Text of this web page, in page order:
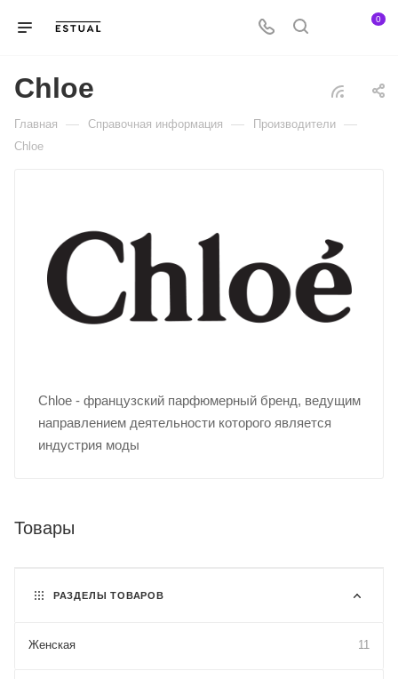
0
Chloe
Главная — Справочная информация — Производители —
Chloe
Chloe - французский парфюмерный бренд, ведущим
направлением деятельности которого является
индустрия моды
Товары
РАЗДЕЛЫ ТОВАРОВ
Женская 11